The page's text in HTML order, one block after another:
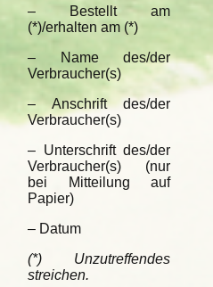
– Bestellt am
(*)/erhalten am (*)
– Name des/der
Verbraucher(s)
– Anschrift des/der
Verbraucher(s)
– Unterschrift des/der
Verbraucher(s) (nur
bei Mitteilung auf
Papier)
– Datum
(*) Unzutreffendes
streichen.